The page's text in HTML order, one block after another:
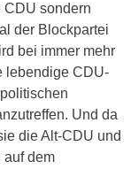
CDU sondern
der Blockpartei
bei immer mehr
lebendige CDU-
Und da
die Alt-CDU und
auf dem